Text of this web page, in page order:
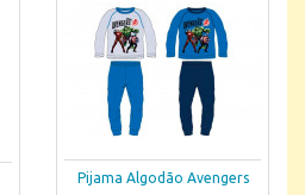
Pijama Algodão Avengers